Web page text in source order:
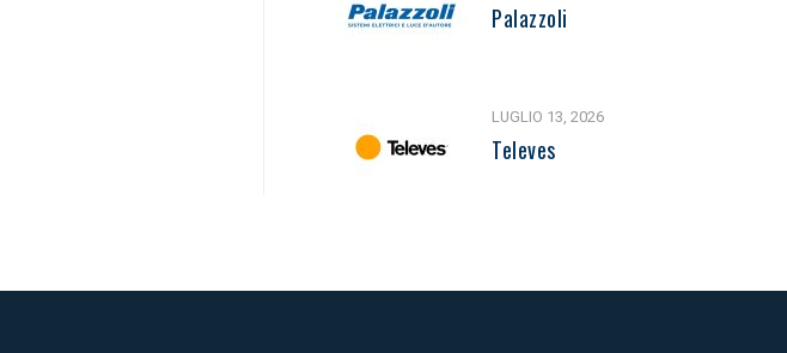
Palazzoli
LUGLIO 13, 2026
Televes